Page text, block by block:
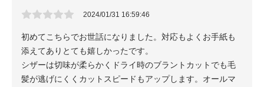
2024/01/31 16:59:46
初めてこちらでお世話になりました。対応もよくお手紙も
添えてありとても嬉しかったです。
シザーは切味が柔らかくドライ時のブラントカットでも毛
髪が逃げにくくカットスピードもアップします。オールマ